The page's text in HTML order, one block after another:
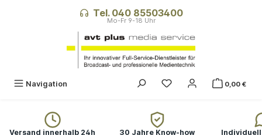
Tel. 040 85503400
Navigation 0,00 €
Versand innerhalb 24h 30 Jahre Know-how